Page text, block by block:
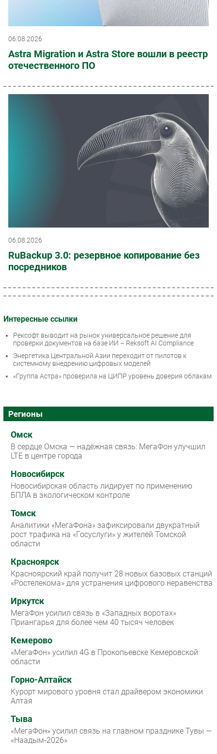
06.08.2026
Astra Migration и Astra Store вошли в реестр
отечественного ПО
06.08.2026
RuBackup 3.0: резервное копирование без
посредников
Интересные ссылки
Рексофт выводит на рынок универсальное решение для
проверки документов на базе ИИ – Reksoft AI Compliance
Энергетика Центральной Азии переходит от пилотов к
системному внедрению цифровых моделей
«Группа Астра» проверила на ЦИПР уровень доверия облакам
Регионы
Омск
В сердце Омска — надёжная связь: МегаФон улучшил
LTE в центре города
Новосибирск
Новосибирская область лидирует по применению
БПЛА в экологическом контроле
Томск
Аналитики «МегаФона» зафиксировали двукратный
рост трафика на «Госуслуги» у жителей Томской
области
Красноярск
Красноярский край получит 28 новых базовых станций
«Ростелекома» для устранения цифрового неравенства
Иркутск
МегаФон усилил связь в «Западных воротах»
Приангарья для более чем 40 тысяч человек
Кемерово
«МегаФон» усилил 4G в Прокопьевске Кемеровской
области
Горно-Алтайск
Курорт мирового уровня стал драйвером экономики
Алтая
Тыва
«МегаФон» усилил связь на главном празднике Тувы —
«Наадым-2026»